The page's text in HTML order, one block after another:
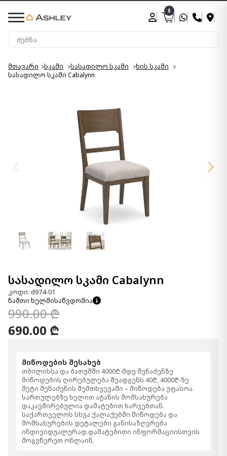
8
მთავარი სკამი სასადილო სკამი
ხის სკამი
სასადილო სკამი Cabalynn
სასადილო სკამი Cabalynn
კოდი: d974-01
ნაშთი ხელმისაწვდომია
990.00 ₾
690.00 ₾
მიწოდების შესახებ
თბილისსა და ბათუმში 4000₾-მდე შენაძენზე
მიწოდების ღირებულება შეადგენს 40₾, 4000₾-ზე
მეტი შენაძენის შემთხვევაში – მიწოდება უფასოა.
სართულებზე ხელით ატანის მომსახურება
დაკავშირებულია დამატებით ხარჯებთან.
საქართველოს სხვა ქალაქებში მიწოდება და
მომსახურების დეტალები განისაზღვრება
ინდივიდუალურად.დამატებითი ინფორმაციისთვის
მოგვწერეთ ონლაინ.